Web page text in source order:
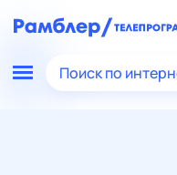
Поиск по